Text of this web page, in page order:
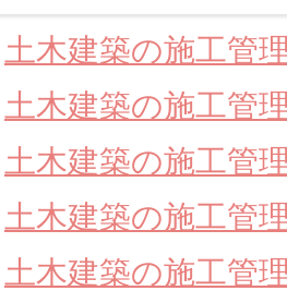
土木建築の施工管
土木建築の施工管
土木建築の施工管
土木建築の施工管
土木建築の施工管